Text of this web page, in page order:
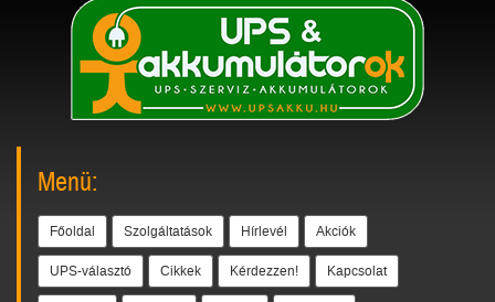
Menü:
Főoldal Szolgáltatások Hírlevél Akciók
UPS-választó Cikkek Kérdezzen! Kapcsolat